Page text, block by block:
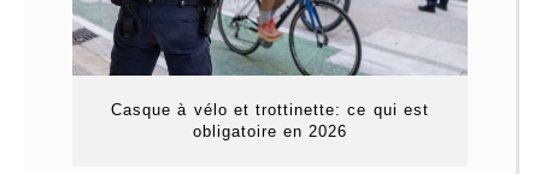
Casque à vélo et trottinette: ce qui est
obligatoire en 2026